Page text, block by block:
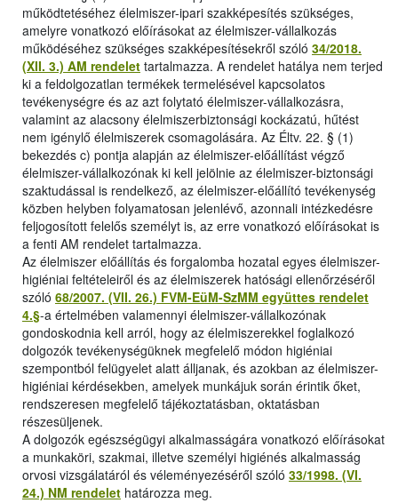
működtetéséhez élelmiszer-ipari szakképesítés szükséges,
amelyre vonatkozó előírásokat az élelmiszer-vállalkozás
működéséhez szükséges szakképesítésekről szóló 34/2018.
(XII. 3.) AM rendelet tartalmazza. A rendelet hatálya nem terjed
ki a feldolgozatlan termékek termelésével kapcsolatos
tevékenységre és az azt folytató élelmiszer-vállalkozásra,
valamint az alacsony élelmiszerbiztonsági kockázatú, hűtést
nem igénylő élelmiszerek csomagolására. Az Éltv. 22. § (1)
bekezdés c) pontja alapján az élelmiszer-előállítást végző
élelmiszer-vállalkozónak ki kell jelölnie az élelmiszer-biztonsági
szaktudással is rendelkező, az élelmiszer-előállító tevékenység
közben helyben folyamatosan jelenlévő, azonnali intézkedésre
feljogosított felelős személyt is, az erre vonatkozó előírásokat is
a fenti AM rendelet tartalmazza.
Az élelmiszer előállítás és forgalomba hozatal egyes élelmiszer-
higiéniai feltételeiről és az élelmiszerek hatósági ellenőrzéséről
szóló 68/2007. (VII. 26.) FVM-EüM-SzMM együttes rendelet
4.§-a értelmében valamennyi élelmiszer-vállalkozónak
gondoskodnia kell arról, hogy az élelmiszerekkel foglalkozó
dolgozók tevékenységüknek megfelelő módon higiéniai
szempontból felügyelet alatt álljanak, és azokban az élelmiszer-
higiéniai kérdésekben, amelyek munkájuk során érintik őket,
rendszeresen megfelelő tájékoztatásban, oktatásban
részesüljenek.
A dolgozók egészségügyi alkalmasságára vonatkozó előírásokat
a munkaköri, szakmai, illetve személyi higiénés alkalmasság
orvosi vizsgálatáról és véleményezéséről szóló 33/1998. (VI.
24.) NM rendelet határozza meg.